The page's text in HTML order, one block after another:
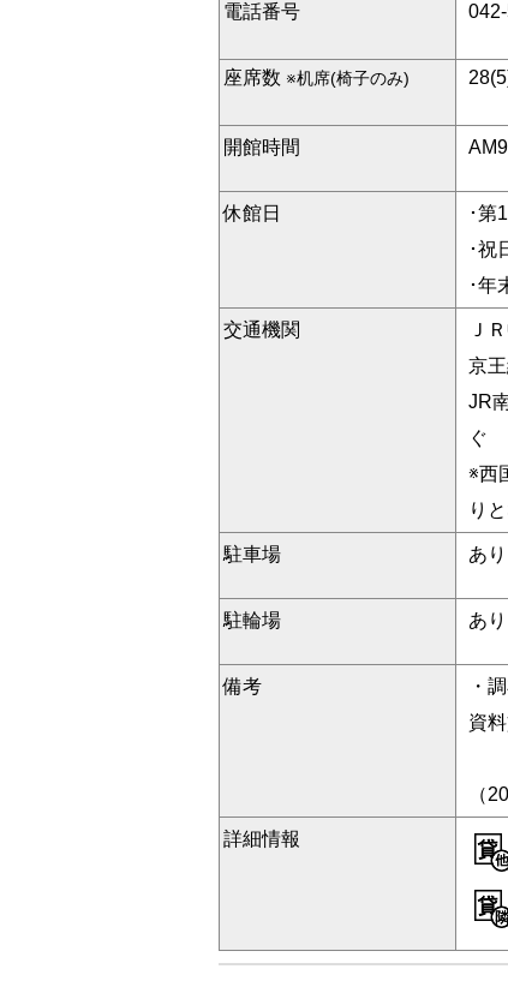
電話番号
座席数 ※机席(椅子のみ)
開館時間
休館日
･第
･祝
･年
交通機関
Ｊ
京
JR
ぐ
※西
り
駐車場 あり
駐輪場 あり
備考
・
資料
（
詳細情報